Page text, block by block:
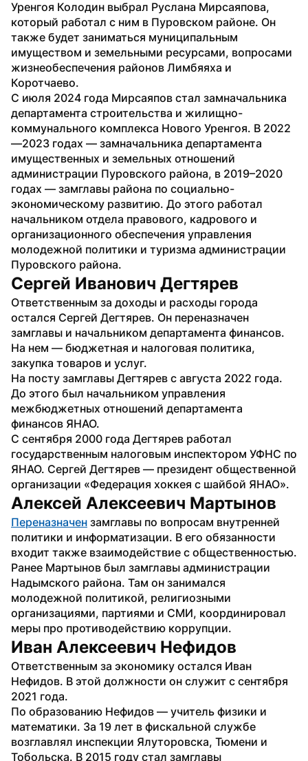
Уренгоя Колодин выбрал Руслана Мирсаяпова,
который работал с ним в Пуровском районе. Он
также будет заниматься муниципальным
имуществом и земельными ресурсами, вопросами
жизнеобеспечения районов Лимбяяха и
Коротчаево.
С июля 2024 года Мирсаяпов стал замначальника
департамента строительства и жилищно-
коммунального комплекса Нового Уренгоя. В 2022
—2023 годах — замначальника департамента
имущественных и земельных отношений
администрации Пуровского района, в 2019–2020
годах — замглавы района по социально-
экономическому развитию. До этого работал
начальником отдела правового, кадрового и
организационного обеспечения управления
молодежной политики и туризма администрации
Пуровского района.
Сергей Иванович Дегтярев
Ответственным за доходы и расходы города
остался Сергей Дегтярев. Он переназначен
замглавы и начальником департамента финансов.
На нем — бюджетная и налоговая политика,
закупка товаров и услуг.
На посту замглавы Дегтярев с августа 2022 года.
До этого был начальником управления
межбюджетных отношений департамента
финансов ЯНАО.
С сентября 2000 года Дегтярев работал
государственным налоговым инспектором УФНС по
ЯНАО. Сергей Дегтярев — президент общественной
организации «Федерация хоккея с шайбой ЯНАО».
Алексей Алексеевич Мартынов
Переназначен замглавы по вопросам внутренней
политики и информатизации. В его обязанности
Ранее Мартынов был замглавы администрации
Надымского района. Там он занимался
молодежной политикой, религиозными
организациями, партиями и СМИ, координировал
меры про противодействию коррупции.
Иван Алексеевич Нефидов
Ответственным за экономику остался Иван
Нефидов. В этой должности он служит с сентября
2021 года.
По образованию Нефидов — учитель физики и
математики. За 19 лет в фискальной службе
возглавлял инспекции Ялуторовска, Тюмени и
Тобольска. В 2015 году стал замглавы